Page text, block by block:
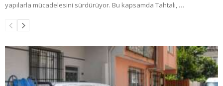
yapılarla mücadelesini sürdürüyor. Bu kapsamda Tahtalı, …